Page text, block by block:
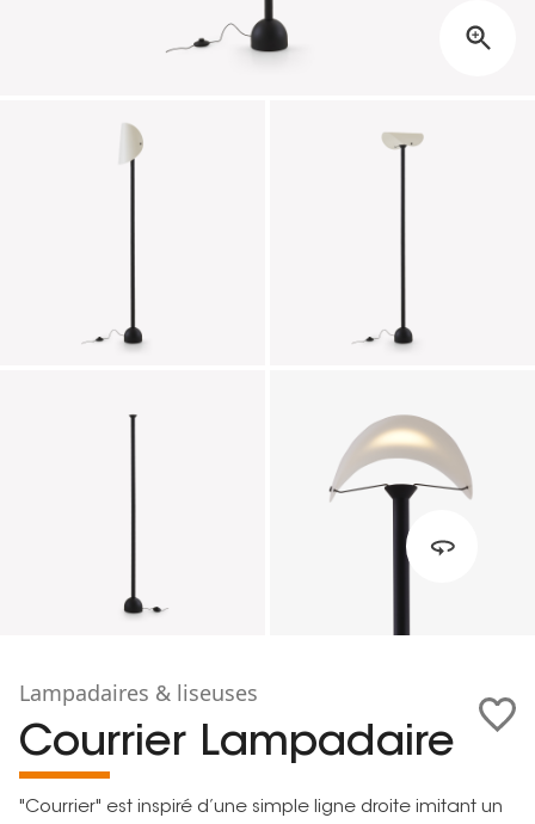
Lampadaires & liseuses
Courrier Lampadaire
"Courrier" est inspiré d’une simple ligne droite imitant un